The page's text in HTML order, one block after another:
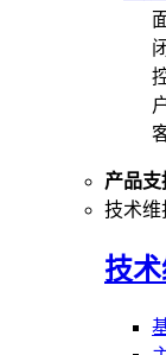
产品
技术维
技